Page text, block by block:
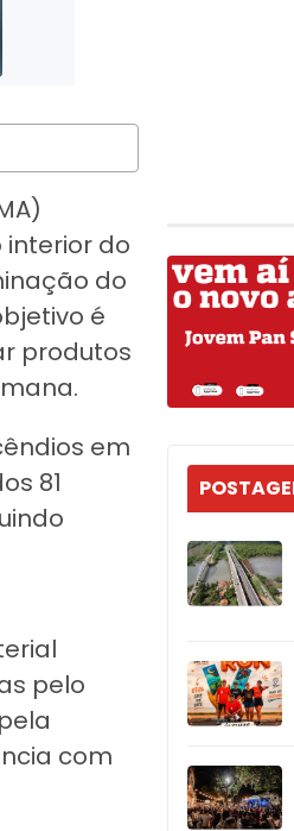
interior do
do
é
produtos
em
81
pelo
com